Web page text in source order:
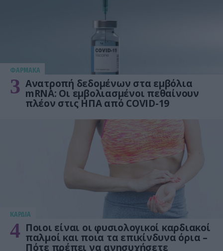
ΦΑΡΜΑΚΑ
3 Ανατροπή δεδομένων στα εμβόλια
mRNA: Οι εμβολιασμένοι πεθαίνουν
πλέον στις ΗΠΑ από COVID-19
KΑΡΔΙΑ
4 Ποιοι είναι οι φυσιολογικοί καρδιακοί
παλμοί και ποια τα επικίνδυνα όρια –
Πότε πρέπει να ανησυχήσετε